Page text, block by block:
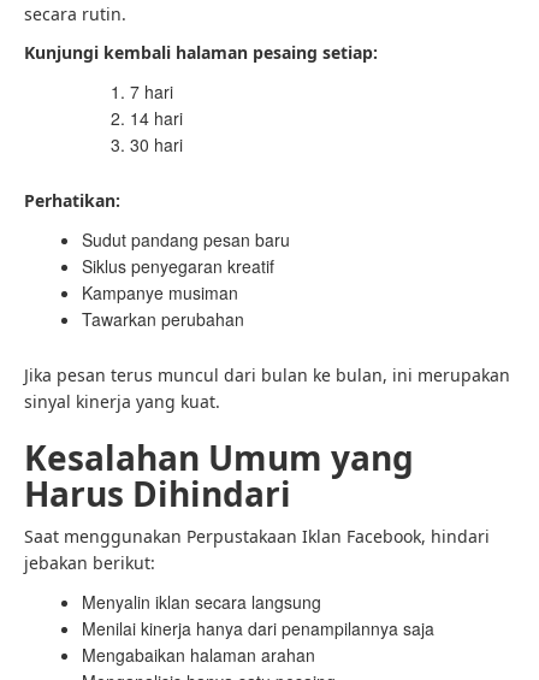
secara rutin.
Kunjungi kembali halaman pesaing setiap:
7 hari
14 hari
30 hari
Perhatikan:
Sudut pandang pesan baru
Siklus penyegaran kreatif
Kampanye musiman
Tawarkan perubahan
Jika pesan terus muncul dari bulan ke bulan, ini merupakan
sinyal kinerja yang kuat.
Kesalahan Umum yang
Harus Dihindari
Saat menggunakan Perpustakaan Iklan Facebook, hindari
jebakan berikut:
Menyalin iklan secara langsung
Menilai kinerja hanya dari penampilannya saja
Mengabaikan halaman arahan